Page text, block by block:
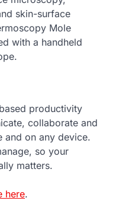
skin-surface
Mole
with a handheld
productivity
collaborate and
and on any device.
so your
matters.
here.